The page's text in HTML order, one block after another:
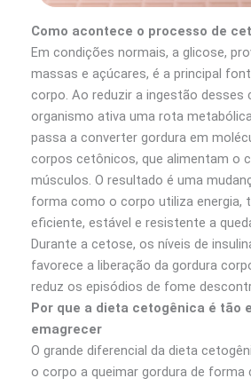
Como acontece o processo de
Em condições normais, a glicose,
massas e açúcares, é a principal
corpo. Ao reduzir a ingestão desses
organismo ativa uma rota
passa a converter gordura em
corpos cetônicos, que alimentam o
músculos. O resultado é uma
forma como o corpo utiliza energia,
eficiente, estável e resistente a
Durante a cetose, os níveis de
favorece a liberação da gordura
reduz os episódios de fome
Por que a dieta cetogênica é tão
emagrecer
O grande diferencial da dieta
o corpo a queimar gordura de forma